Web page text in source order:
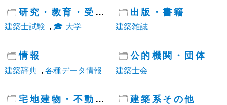
研究・教育・受験
建築士試験 , 大学
出版・書籍
建築雑誌
情報
建築辞典 , 各種データ情報
公的機関・団体
建築士会
宅地建物・不動産 建築系その他